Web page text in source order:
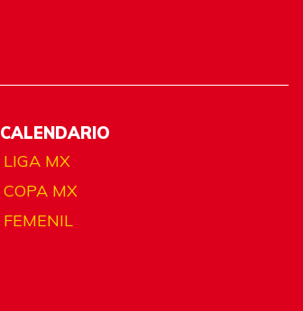
CALENDARIO
LIGA MX
COPA MX
FEMENIL